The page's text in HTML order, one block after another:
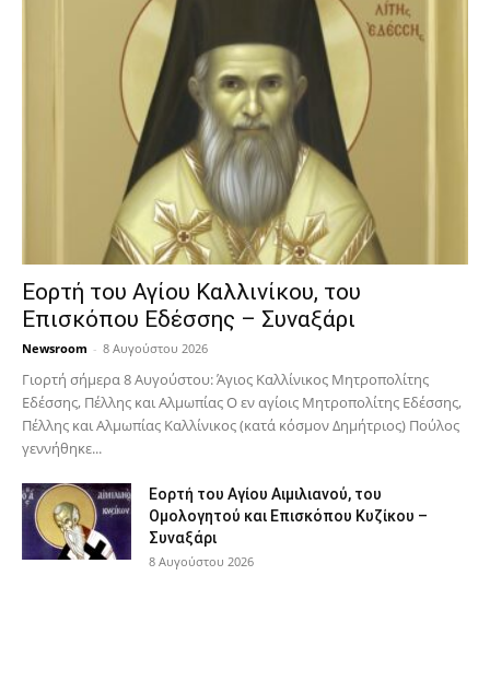
Εορτή του Αγίου Καλλινίκου, του
Επισκόπου Εδέσσης – Συναξάρι
Newsroom - 8 Αυγούστου 2026
Γιορτή σήμερα 8 Αυγούστου: Άγιος Καλλίνικος Μητροπολίτης
Εδέσσης, Πέλλης και Αλμωπίας Ο εν αγίοις Μητροπολίτης Εδέσσης,
Πέλλης και Αλμωπίας Καλλίνικος (κατά κόσμον Δημήτριος) Πούλος
γεννήθηκε...
Εορτή του Αγίου Αιμιλιανού, του
Ομολογητού και Επισκόπου Κυζίκου –
Συναξάρι
8 Αυγούστου 2026